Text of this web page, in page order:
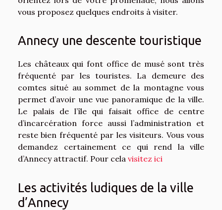
vous proposez quelques endroits à visiter.
Annecy une descente touristique
Les châteaux qui font office de musé sont très
fréquenté par les touristes. La demeure des
comtes situé au sommet de la montagne vous
permet d’avoir une vue panoramique de la ville.
Le palais de l’île qui faisait office de centre
d’incarcération force aussi l’administration et
reste bien fréquenté par les visiteurs. Vous vous
demandez certainement ce qui rend la ville
d’Annecy attractif. Pour cela visitez ici
Les activités ludiques de la ville
d’Annecy